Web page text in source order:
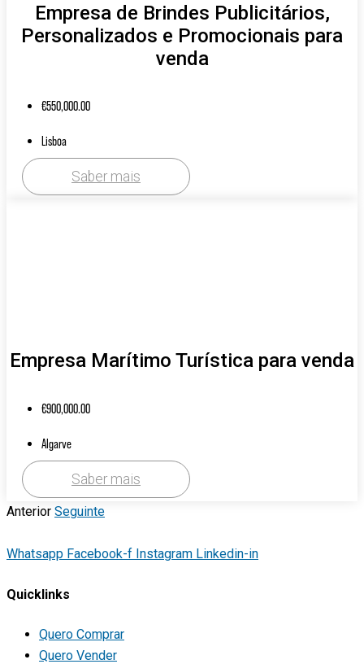
Empresa de Brindes Publicitários,
Personalizados e Promocionais para
venda
€550,000.00
Lisboa
Saber mais
Empresa Marítimo Turística para venda
€900,000.00
Algarve
Saber mais
Anterior Seguinte
Whatsapp Facebook-f Instagram Linkedin-in
Quicklinks
Quero Comprar
Quero Vender